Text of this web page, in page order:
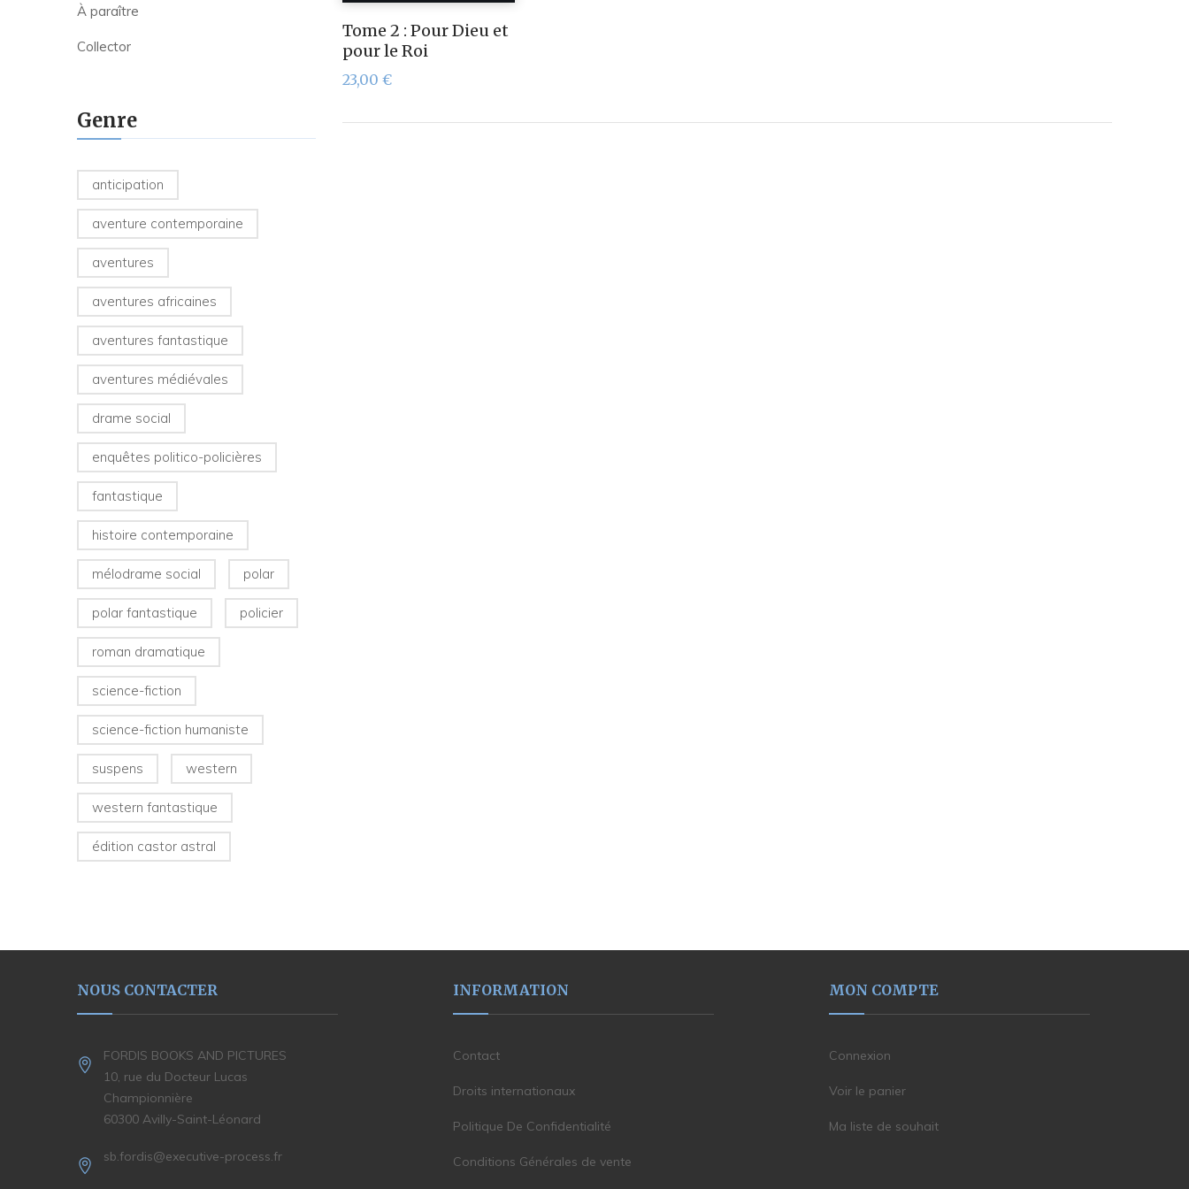
À paraître
Collector
Genre
anticipation
aventure contemporaine
aventures
aventures africaines
aventures fantastique
aventures médiévales
drame social
enquêtes politico-policières
fantastique
histoire contemporaine
mélodrame social polar
polar fantastique policier
roman dramatique
science-fiction
science-fiction humaniste
suspens western
western fantastique
édition castor astral
Tome 2 : Pour Dieu et
pour le Roi
23,00 €
NOUS CONTACTER
FORDIS BOOKS AND PICTURES
10, rue du Docteur Lucas
Championnière
60300 Avilly-Saint-Léonard
sb.fordis@executive-process.fr
INFORMATION
Contact
Droits internationaux
Politique De Confidentialité
Conditions Générales de vente
MON COMPTE
Connexion
Voir le panier
Ma liste de souhait